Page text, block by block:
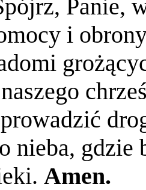
Panie,
i
nieba, gdzie
Amen.